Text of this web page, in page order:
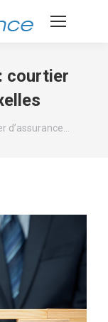
courtier
d’assurance…